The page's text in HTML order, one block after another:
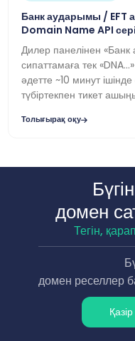
Банк аударымы / EFT
Domain Name API
Дилер панелінен
сипаттамаға тек
әдетте ~10 минут
түбіртекпен тикет
Толығырақ оқу
домен
Тегін,
домен реселлер